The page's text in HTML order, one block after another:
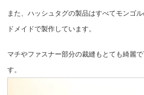
また、ハッシュタグの製品はすべてモンゴ
ドメイドで製作しています。
マチやファスナー部分の裁縫もとても綺麗
す。